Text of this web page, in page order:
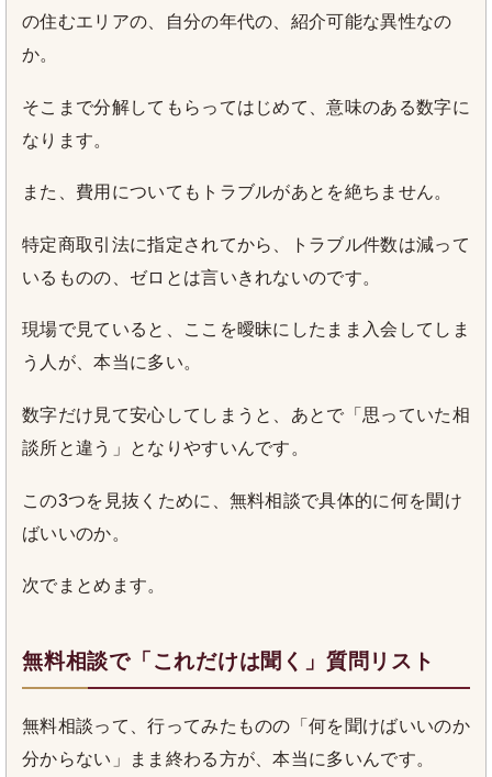
の住むエリアの、自分の年代の、紹介可能な異性なの
か。
そこまで分解してもらってはじめて、意味のある数字に
なります。
また、費用についてもトラブルがあとを絶ちません。
特定商取引法に指定されてから、トラブル件数は減って
いるものの、ゼロとは言いきれないのです。
現場で見ていると、ここを曖昧にしたまま入会してしま
う人が、本当に多い。
数字だけ見て安心してしまうと、あとで「思っていた相
談所と違う」となりやすいんです。
この3つを見抜くために、無料相談で具体的に何を聞け
ばいいのか。
次でまとめます。
無料相談で「これだけは聞く」質問リスト
無料相談って、行ってみたものの「何を聞けばいいのか
分からない」まま終わる方が、本当に多いんです。